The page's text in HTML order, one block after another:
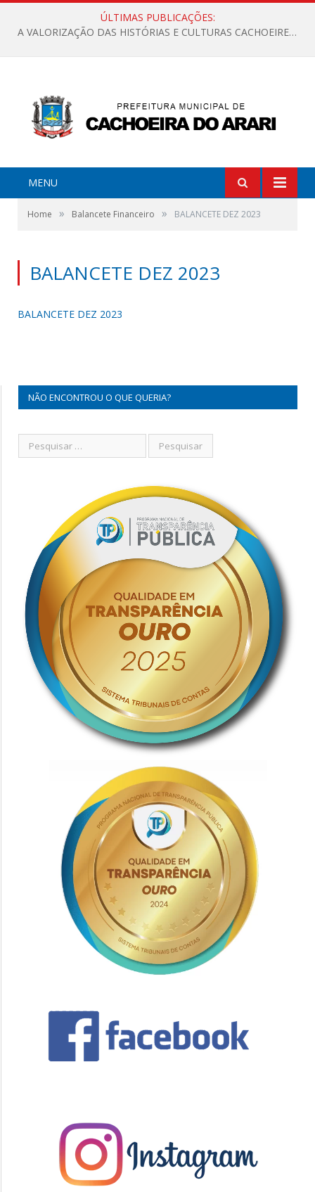
ÚLTIMAS PUBLICAÇÕES:
A VALORIZAÇÃO DAS HISTÓRIAS E CULTURAS CACHOEIRENSES
MENU
Home » Balancete Financeiro » BALANCETE DEZ 2023
BALANCETE DEZ 2023
BALANCETE DEZ 2023
NÃO ENCONTROU O QUE QUERIA?